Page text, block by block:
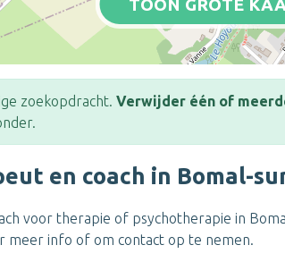
TOON GROTE
zoekopdracht. Verwijder één of
en coach in Bomal-
voor therapie of psychotherapie in
meer info of om contact op te nemen.